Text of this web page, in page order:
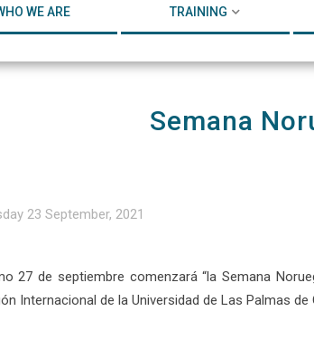
WE ARE TRAINING
Semana
23 September, 2021
27 de septiembre comenzará “la Semana
Internacional de la Universidad de Las Palmas de